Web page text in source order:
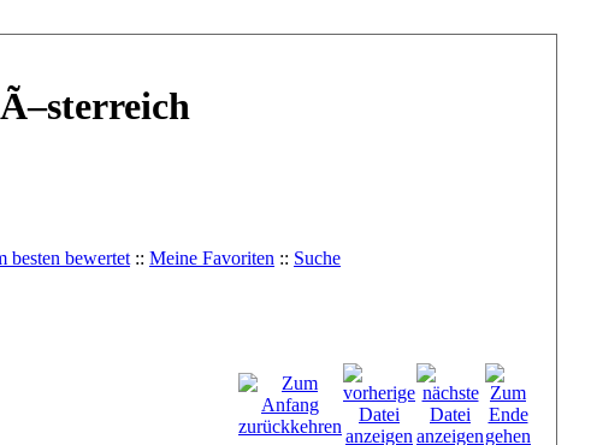
besten bewertet :: Meine Favoriten :: Suche